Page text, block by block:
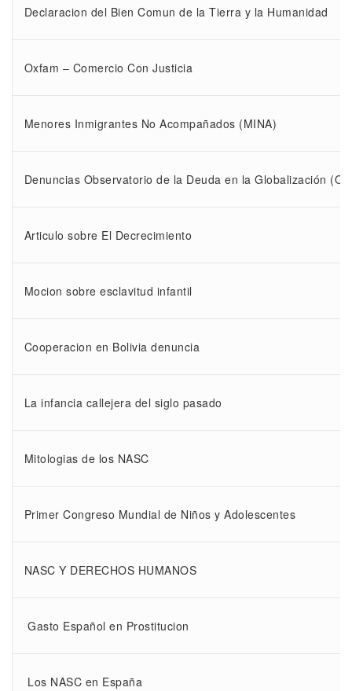
Declaracion del Bien Comun de la Tierra y la Humanidad
Oxfam – Comercio Con Justicia
Menores Inmigrantes No Acompañados (MINA)
Denuncias Observatorio de la Deuda en la Globalización
Articulo sobre El Decrecimiento
Mocion sobre esclavitud infantil
Cooperacion en Bolivia denuncia
La infancia callejera del siglo pasado
Mitologias de los NASC
Primer Congreso Mundial de Niños y Adolescentes
NASC Y DERECHOS HUMANOS
Gasto Español en Prostitucion
Los NASC en España